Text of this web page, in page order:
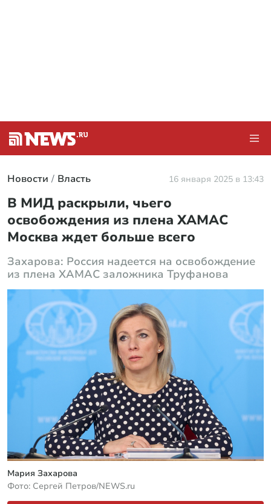
Новости Власть 16 января 2025 в 13:43
В МИД раскрыли, чьего
освобождения из плена ХАМАС
Москва ждет больше всего
Захарова: Россия надеется на освобождение
из плена ХАМАС заложника Труфанова
Мария Захарова
Фото: Сергей Петров/NEWS.ru